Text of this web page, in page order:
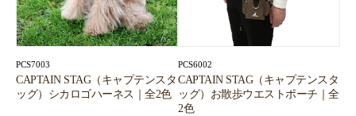
PCS7003
CAPTAIN STAG（キャプテンスタ
ッグ）シカロゴハーネス｜全2色
PCS6002
CAPTAIN STAG（キャプテンスタ
ッグ）お散歩ウエストポーチ｜全
2色